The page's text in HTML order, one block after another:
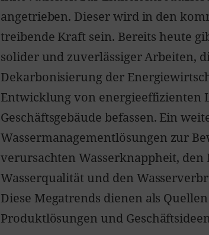
angetrieben. Dieser wird in den
treibende Kraft sein. Bereits heute
solider und zuverlässiger Arbeiten,
Dekarbonisierung der
Entwicklung von energieeffizienten
Geschäftsgebäude befassen. Ein
Wassermanagementlösungen zur
verursachten Wasserknappheit,
Wasserqualität und den
Diese Megatrends dienen als
Produktlösungen und